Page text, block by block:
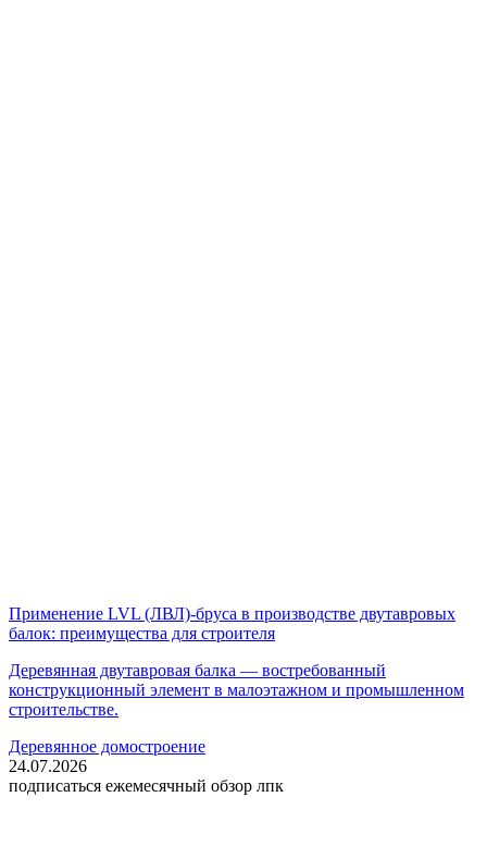
Применение LVL (ЛВЛ)-бруса в производстве двутавровых
балок: преимущества для строителя
Деревянная двутавровая балка — востребованный
конструкционный элемент в малоэтажном и промышленном
строительстве.
Деревянное домостроение
24.07.2026
подписаться ежемесячный обзор лпк